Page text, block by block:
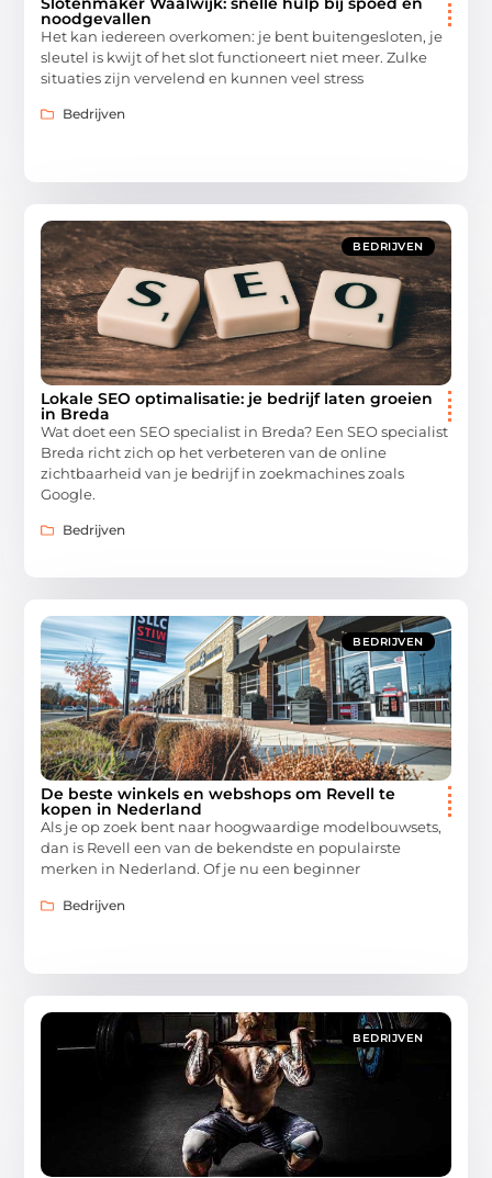
noodgevallen
Het kan iedereen overkomen: je bent buitengesloten, je
sleutel is kwijt of het slot functioneert niet meer. Zulke
situaties zijn vervelend en kunnen veel stress
Bedrijven
BEDRIJVEN
Lokale SEO optimalisatie: je bedrijf laten groeien
in Breda
Wat doet een SEO specialist in Breda? Een SEO specialist
Breda richt zich op het verbeteren van de online
zichtbaarheid van je bedrijf in zoekmachines zoals
Google.
Bedrijven
BEDRIJVEN
De beste winkels en webshops om Revell te
kopen in Nederland
Als je op zoek bent naar hoogwaardige modelbouwsets,
dan is Revell een van de bekendste en populairste
merken in Nederland. Of je nu een beginner
Bedrijven
BEDRIJVEN